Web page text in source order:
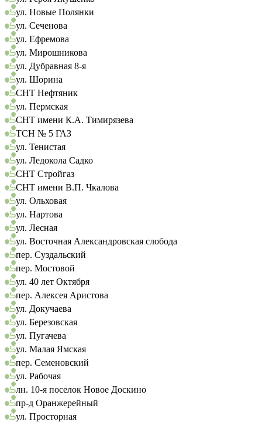
ул. Новые Полянки
ул. Сеченова
ул. Ефремова
ул. Мирошникова
ул. Дубравная 8-я
ул. Шорина
СНТ Нефтяник
ул. Пермская
СНТ имени К.А. Тимирязева
ТСН № 5 ГАЗ
ул. Тенистая
ул. Ледокола Садко
СНТ Стройгаз
СНТ имени В.П. Чкалова
ул. Ольховая
ул. Нартова
ул. Лесная
ул. Восточная Александровская слобода
пер. Суздальский
пер. Мостовой
ул. 40 лет Октября
пер. Алексея Аристова
ул. Докучаева
ул. Березовская
ул. Пугачева
ул. Малая Ямская
пер. Семеновский
ул. Рабочая
лн. 10-я поселок Новое Доскино
пр-д Оранжерейный
ул. Просторная